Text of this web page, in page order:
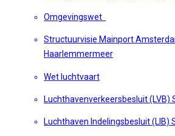
Omgevingswet
Structuurvisie Mainport
Haarlemmermeer
Wet luchtvaart
Luchthavenverkeersbesluit (LVB)
Luchthaven Indelingsbesluit (LIB)